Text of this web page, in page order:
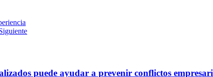
puede ayudar a prevenir conflictos